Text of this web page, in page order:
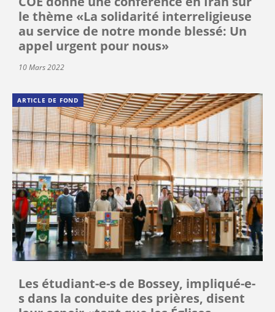
le thème «La solidarité interreligieuse
au service de notre monde blessé: Un
appel urgent pour nous»
10 Mars 2022
ARTICLE DE FOND
Les étudiant-e-s de Bossey, impliqué-e-
s dans la conduite des prières, disent